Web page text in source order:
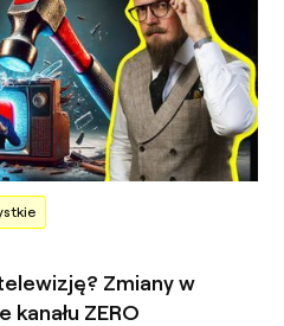
Zmiany w
kanału ZERO